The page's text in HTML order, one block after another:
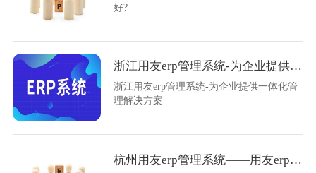
好?
浙江用友erp管理系统-为企业提供一体化管理解决方案
浙江用友erp管理系统-为企业提供一体化管
理解决方案
杭州用友erp管理系统——用友erp价格_生产制造管理软件